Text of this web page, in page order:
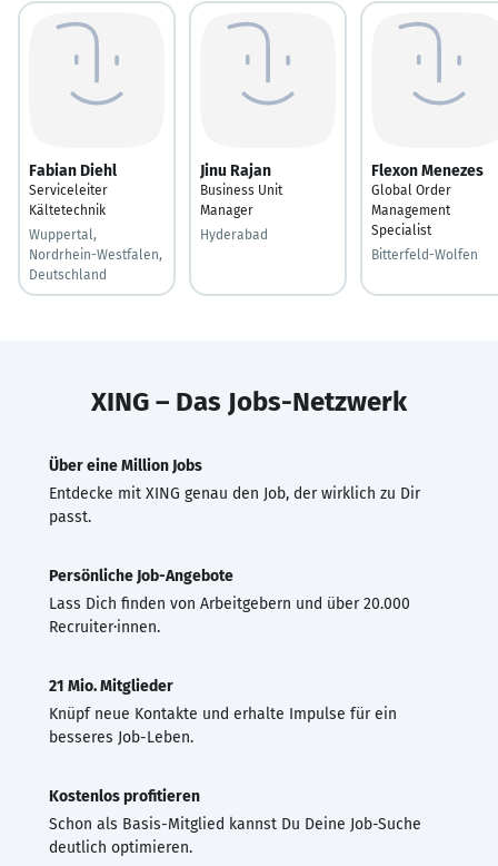
Fabian Diehl
Serviceleiter
Kältetechnik
Wuppertal,
Nordrhein-Westfalen,
Deutschland
Jinu Rajan
Business Unit
Manager
Hyderabad
Flexon Menezes
Global Order
Management
Specialist
Bitterfeld-Wolfen
XING – Das Jobs-Netzwerk
Über eine Million Jobs
Entdecke mit XING genau den Job, der wirklich zu Dir
passt.
Persönliche Job-Angebote
Lass Dich finden von Arbeitgebern und über 20.000
Recruiter·innen.
21 Mio. Mitglieder
Knüpf neue Kontakte und erhalte Impulse für ein
besseres Job-Leben.
Kostenlos profitieren
Schon als Basis-Mitglied kannst Du Deine Job-Suche
deutlich optimieren.